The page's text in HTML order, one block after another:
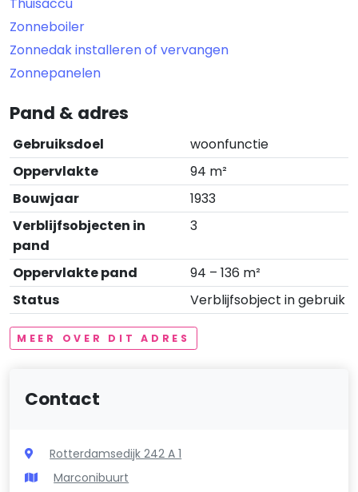
Zonneboiler
Zonnedak installeren of vervangen
Zonnepanelen
Pand & adres
Gebruiksdoel
woonfunctie
Oppervlakte
94 m²
Bouwjaar
1933
Verblijfsobjecten in
pand
3
Oppervlakte pand
94 – 136 m²
Status
Verblijfsobject in gebruik
MEER OVER DIT ADRES
Contact
Rotterdamsedijk 242 A 1
Marconibuurt